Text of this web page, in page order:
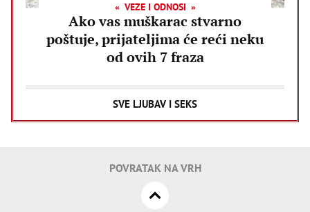
VEZE I ODNOSI
Ako vas muškarac stvarno
poštuje, prijateljima će reći neku
od ovih 7 fraza
SVE LJUBAV I SEKS
POVRATAK NA VRH